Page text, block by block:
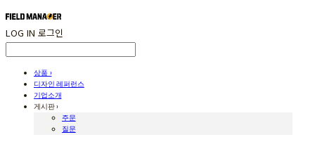
LOG IN 로그인
상품 ›
디자인 레퍼런스
기업소개
게시판 ›
주문
질문